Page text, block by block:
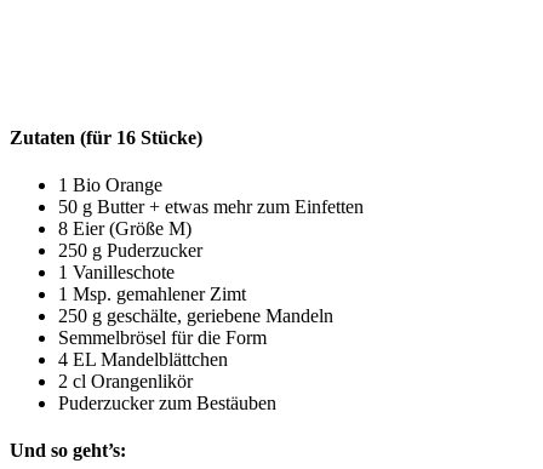
Zutaten (für 16 Stücke)
1 Bio Orange
50 g Butter + etwas mehr zum Einfetten
8 Eier (Größe M)
250 g Puderzucker
1 Vanilleschote
1 Msp. gemahlener Zimt
250 g geschälte, geriebene Mandeln
Semmelbrösel für die Form
4 EL Mandelblättchen
2 cl Orangenlikör
Puderzucker zum Bestäuben
Und so geht’s: